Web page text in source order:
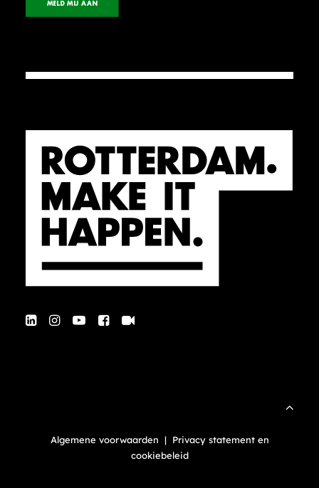
MELD MIJ AAN
Algemene voorwaarden | Privacy statement en
cookiebeleid